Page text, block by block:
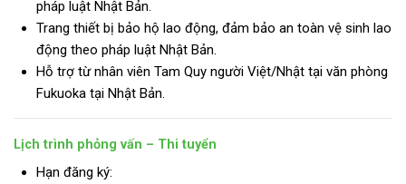
pháp luật Nhật Bản.
Trang thiết bị bảo hộ lao động, đảm bảo an toàn vệ sinh lao
động theo pháp luật Nhật Bản.
Hỗ trợ từ nhân viên Tam Quy người Việt/Nhật tại văn phòng
Fukuoka tại Nhật Bản.
Lịch trình phỏng vấn – Thi tuyển
Hạn đăng ký: